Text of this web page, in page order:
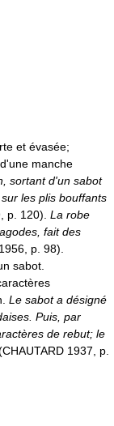
et évasée;
manche
sortant d'un sabot
les plis bouffants
p. 120). La robe
fait des
1956, p. 98).
sabot.
Le sabot a désigné
Puis, par
de rebut; le
1937, p.